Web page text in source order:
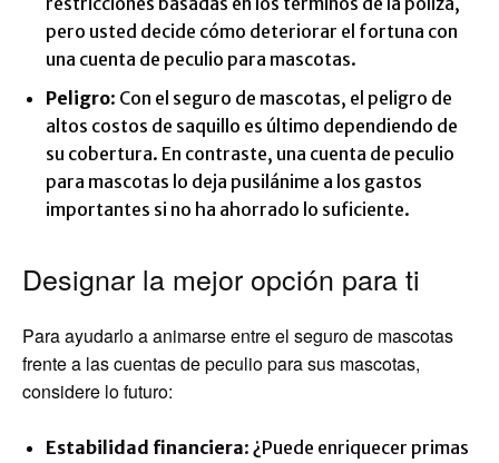
pero usted decide cómo deteriorar el fortuna con
una cuenta de peculio para mascotas.
Peligro: Con el seguro de mascotas, el peligro de
altos costos de saquillo es último dependiendo de
su cobertura. En contraste, una cuenta de peculio
para mascotas lo deja pusilánime a los gastos
importantes si no ha ahorrado lo suficiente.
Designar la mejor opción para ti
Para ayudarlo a animarse entre el seguro de mascotas
frente a las cuentas de peculio para sus mascotas,
considere lo futuro:
Estabilidad financiera: ¿Puede enriquecer primas